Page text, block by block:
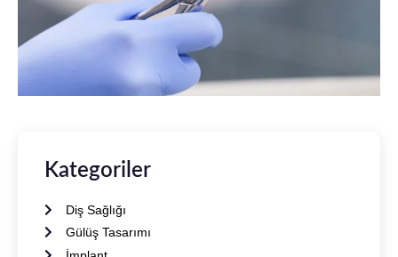
Kategoriler
Diş Sağlığı
Gülüş Tasarımı